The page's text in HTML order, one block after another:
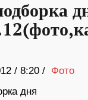
/ 8:20 / Фото
дня